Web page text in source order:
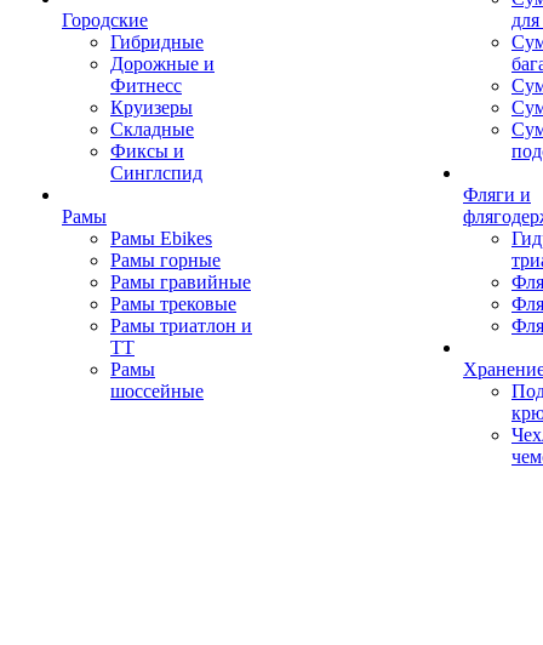
Городские
Гибридные
Дорожные и
Фитнесс
Круизеры
Складные
Фиксы и
Синглспид
Рамы
Рамы Ebikes
Рамы горные
Рамы гравийные
Рамы трековые
Рамы триатлон и
ТТ
Рамы
шоссейные
Фляги и